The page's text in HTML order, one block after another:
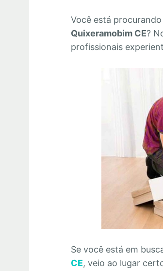
Você está
Quixeramobim CE?
profissionais
Se você está em
CE, veio ao lugar